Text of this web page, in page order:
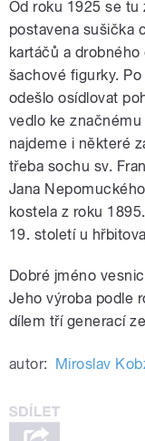
Od roku 1925 se tu
postavena sušička
kartáčů a
šachové figurky.
odešlo osídlovat
vedlo ke
najdeme i některé
třeba sochu sv.
Jana
kostela z roku
19. století u
Dobré jméno
Jeho výroba podle
dílem tří generací
autor: Miroslav